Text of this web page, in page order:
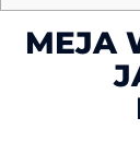
MEJA